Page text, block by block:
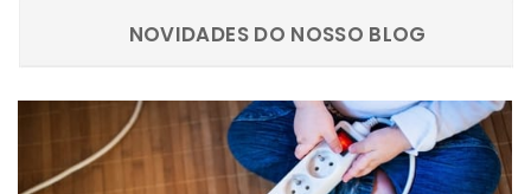
NOVIDADES DO NOSSO BLOG